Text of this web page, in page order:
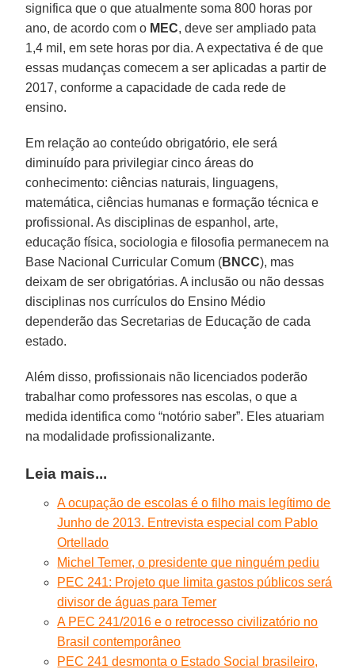
significa que o que atualmente soma 800 horas por
ano, de acordo com o MEC, deve ser ampliado pata
1,4 mil, em sete horas por dia. A expectativa é de que
essas mudanças comecem a ser aplicadas a partir de
2017, conforme a capacidade de cada rede de
ensino.
Em relação ao conteúdo obrigatório, ele será
diminuído para privilegiar cinco áreas do
conhecimento: ciências naturais, linguagens,
matemática, ciências humanas e formação técnica e
profissional. As disciplinas de espanhol, arte,
educação física, sociologia e filosofia permanecem na
Base Nacional Curricular Comum (BNCC), mas
deixam de ser obrigatórias. A inclusão ou não dessas
disciplinas nos currículos do Ensino Médio
dependerão das Secretarias de Educação de cada
estado.
Além disso, profissionais não licenciados poderão
trabalhar como professores nas escolas, o que a
medida identifica como “notório saber”. Eles atuariam
na modalidade profissionalizante.
Leia mais...
A ocupação de escolas é o filho mais legítimo de
Junho de 2013. Entrevista especial com Pablo
Ortellado
Michel Temer, o presidente que ninguém pediu
PEC 241: Projeto que limita gastos públicos será
divisor de águas para Temer
A PEC 241/2016 e o retrocesso civilizatório no
Brasil contemporâneo
PEC 241 desmonta o Estado Social brasileiro,